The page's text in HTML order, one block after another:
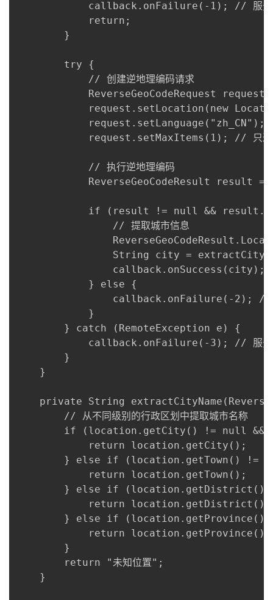
callback.onFailure(-1); // 服务
            return;
        }
        try {
            // 创建逆地理编码请求
ReverseGeoCodeRequest request
request.setLocation(new
request.setLanguage("zh_CN");
request.setMaxItems(1); // 只返
            // 执行逆地理编码
ReverseGeoCodeResult result =
if (result != null &&
                // 提取城市信息
String city =
                callback.onSuccess(city);
            } else {
callback.onFailure(-2); //
            }
        } catch (RemoteException e) {
callback.onFailure(-3); // 服务
        }
    }
private String
        // 从不同级别的行政区划中提取城市名称
if (location.getCity() != null &&
            return location.getCity();
} else if (location.getTown() !=
            return location.getTown();
} else if
            return location.getDistrict();
} else if
            return location.getProvince();
        }
        return "未知位置";
    }